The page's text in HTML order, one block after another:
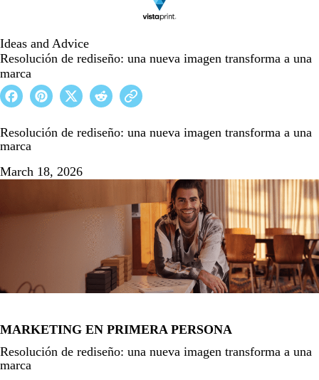
Ideas and Advice
Resolución de rediseño: una nueva imagen transforma a una
marca
Resolución de rediseño: una nueva imagen transforma a una
marca
March 18, 2026
MARKETING EN PRIMERA PERSONA
Resolución de rediseño: una nueva imagen transforma a una
marca